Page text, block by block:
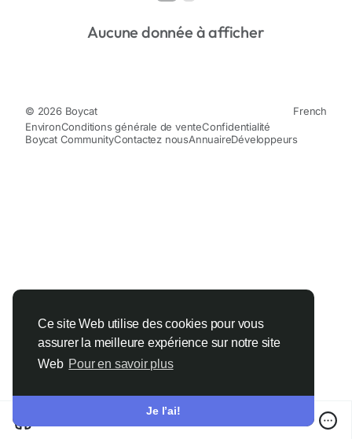
Ce site Web utilise des cookies pour vous
assurer la meilleure expérience sur notre site
Web Pour en savoir plus
Je l’ai!
Aucune donnée à afficher
© 2026 Boycat
French
EnvironConditions générale de venteConfidentialité
Boycat CommunityContactez nousAnnuaireDéveloppeurs